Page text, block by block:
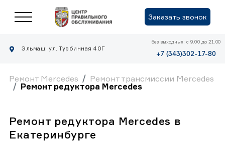
Заказать звонок
Эльмаш: ул. Турбинная 40Г
без выходных: с 9.00 до 21.00
+7 (343)302-17-80
Ремонт Mercedes
Ремонт трансмиссии Mercedes
Ремонт редуктора Mercedes
Ремонт редуктора Mercedes в
Екатеринбурге